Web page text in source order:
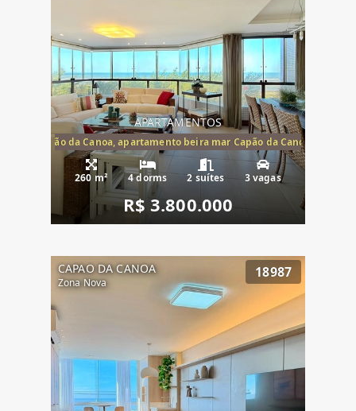
APARTAMENTOS
mar Capão da Canoa, apartamento beira mar Capão da Canoa,
260 m² 4 dorms 2 suítes 3 vagas
R$ 3.800.000
CAPAO DA CANOA
Zona Nova
18987